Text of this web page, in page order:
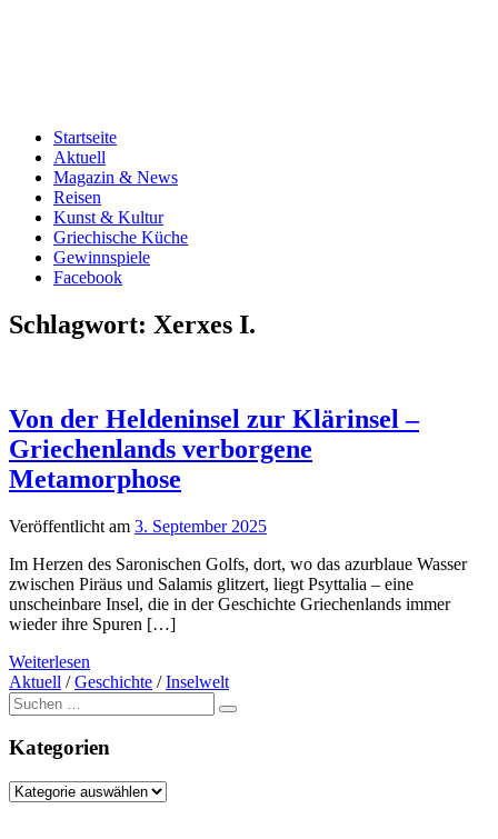
Startseite
Aktuell
Magazin & News
Reisen
Kunst & Kultur
Griechische Küche
Gewinnspiele
Facebook
Schlagwort: Xerxes I.
Von der Heldeninsel zur Klärinsel –
Griechenlands verborgene
Metamorphose
Veröffentlicht am 3. September 2025
Im Herzen des Saronischen Golfs, dort, wo das azurblaue Wasser
zwischen Piräus und Salamis glitzert, liegt Psyttalia – eine
unscheinbare Insel, die in der Geschichte Griechenlands immer
wieder ihre Spuren […]
Weiterlesen
Aktuell /Geschichte /Inselwelt
Suche
nach:
Kategorien
Kategorien